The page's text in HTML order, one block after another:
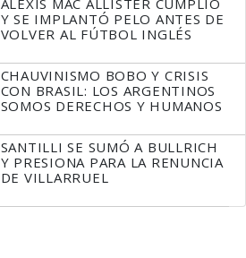
Y SE IMPLANTÓ PELO ANTES DE
VOLVER AL FÚTBOL INGLÉS
CHAUVINISMO BOBO Y CRISIS
CON BRASIL: LOS ARGENTINOS
SOMOS DERECHOS Y HUMANOS
SANTILLI SE SUMÓ A BULLRICH
Y PRESIONA PARA LA RENUNCIA
DE VILLARRUEL